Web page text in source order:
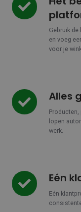
Gebruik
en voeg
voor je
beste
van
Alles
lopen
werk.
Alles
gesynchroniseerd
Eén
Eén
Eén
klant
over